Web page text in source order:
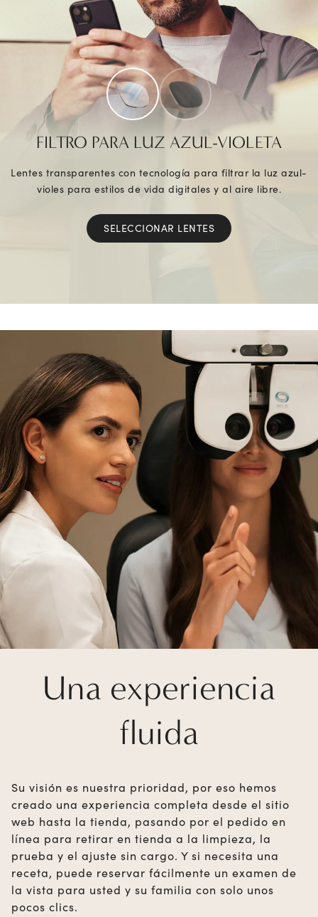
FILTRO PARA LUZ AZUL-VIOLETA
Lentes transparentes con tecnología para filtrar la luz azul-
violes para estilos de vida digitales y al aire libre.
SELECCIONAR LENTES
Una experiencia
fluida
Su visión es nuestra prioridad, por eso hemos
creado una experiencia completa desde el sitio
web hasta la tienda, pasando por el pedido en
línea para retirar en tienda a la limpieza, la
prueba y el ajuste sin cargo. Y si necesita una
receta, puede reservar fácilmente un examen de
la vista para usted y su familia con solo unos
pocos clics.